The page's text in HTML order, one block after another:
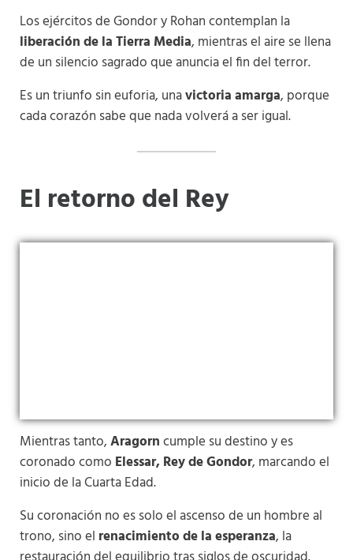
Los ejércitos de Gondor y Rohan contemplan la
liberación de la Tierra Media, mientras el aire se llena
de un silencio sagrado que anuncia el fin del terror.
Es un triunfo sin euforia, unavictoria amarga, porque
cada corazón sabe que nada volverá a ser igual.
El retorno del Rey
Mientras tanto,Aragorncumple su destino y es
coronado como Elessar, Rey de Gondor, marcando el
inicio de la Cuarta Edad.
Su coronación no es solo el ascenso de un hombre al
trono, sino el renacimiento de la esperanza, la